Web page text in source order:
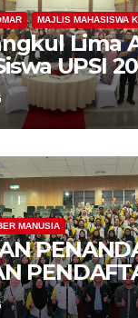
MAJLIS MAHASISWA
Lima
UPSI
MANUSIA